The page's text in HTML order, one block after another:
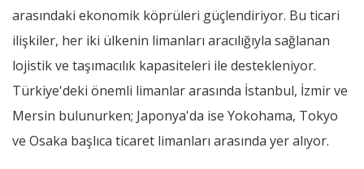
arasındaki ekonomik köprüleri güçlendiriyor. Bu ticari
ilişkiler, her iki ülkenin limanları aracılığıyla sağlanan
lojistik ve taşımacılık kapasiteleri ile destekleniyor.
Türkiye'deki önemli limanlar arasında İstanbul, İzmir ve
Mersin bulunurken; Japonya'da ise Yokohama, Tokyo
ve Osaka başlıca ticaret limanları arasında yer alıyor.